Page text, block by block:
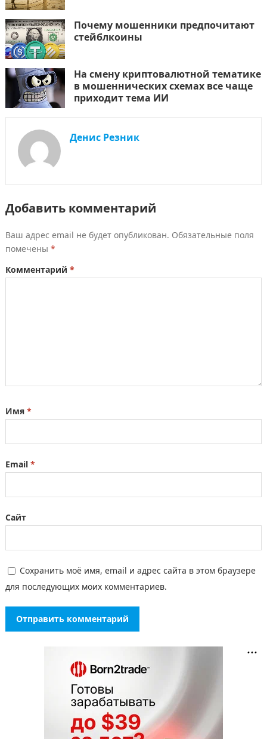
Почему мошенники предпочитают
стейблкоины
На смену криптовалютной тематике
в мошеннических схемах все чаще
приходит тема ИИ
Денис Резник
Добавить комментарий
Ваш адрес email не будет опубликован. Обязательные поля
помечены *
Комментарий *
Имя *
Email *
Сайт
Сохранить моё имя, email и адрес сайта в этом браузере
для последующих моих комментариев.